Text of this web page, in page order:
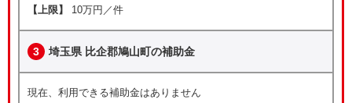
【上限】 10万円／件
3 埼玉県 比企郡鳩山町の補助金
現在、利用できる補助金はありません